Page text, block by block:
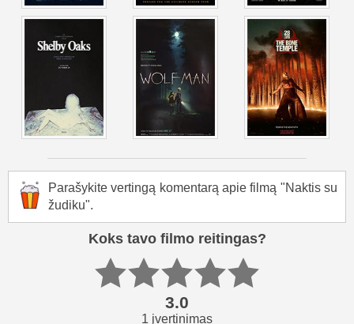
Parašykite vertingą komentarą apie filmą "Naktis su
žudiku".